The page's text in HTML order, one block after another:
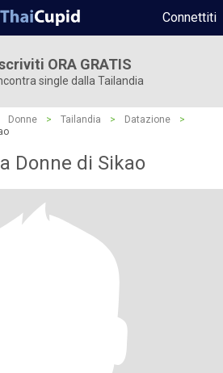
Connettiti
ORA GRATIS
single dalla Tailandia
Donne > Tailandia > Datazione
>
Donne di Sikao